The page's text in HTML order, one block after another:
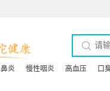
鼻炎 慢性咽炎 高血压 口